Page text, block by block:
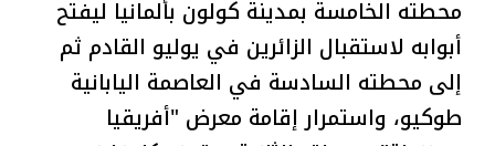
محطته الخامسة بمدينة كولون بألمانيا ليفتح
أبوابه لاستقبال الزائرين في يوليو القادم ثم
إلى محطته السادسة في العاصمة اليابانية
طوكيو، واستمرار إقامة معرض "أفريقيا